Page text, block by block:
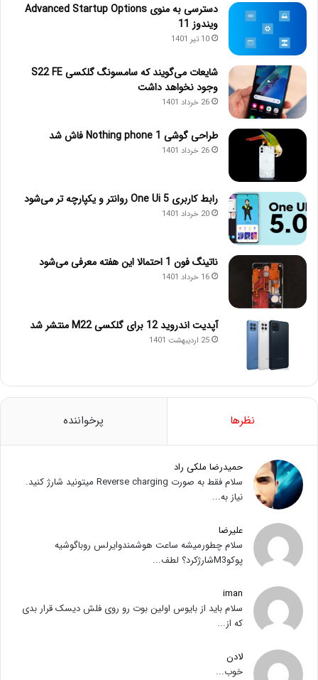
دسترسی به منوی Advanced Startup Options
ویندوز 11
10 تیر 1401
شایعات می‌گویند که سامسونگ گلکسی S22 FE
وجود نخواهد داشت
26 خرداد 1401
طراحی گوشی Nothing phone 1 فاش شد
26 خرداد 1401
رابط کاربری One Ui 5 روانتر و یکپارچه تر می‌شود
20 خرداد 1401
ناتینگ فون 1 احتمالا این هفته معرفی می‌شود
16 خرداد 1401
آپدیت اندروید 12 برای گلکسی M22 منتشر شد
25 اردیبهشت 1401
نظرها پرخواننده
حمیدرضا ملکی راد
سلام فقط به صورت Reverse charging میتونید شارژ کنید.
نیاز به...
علیرضا
سلام چطورمیشه ساعت هوشمندوایرلس روباگوشیه
پوکوM3شارژکرد؟ لطف...
iman
سلام باید از بایوس اولین بوت رو روی فلش دیسک قرار بدی
که از...
لادن
خوب...